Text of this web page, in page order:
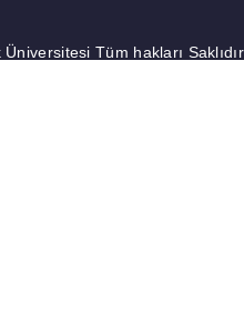
Tüm hakları Saklıdır